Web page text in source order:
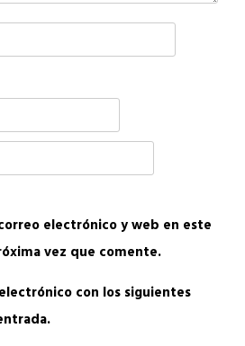
electrónico y web en este
vez que comente.
con los siguientes